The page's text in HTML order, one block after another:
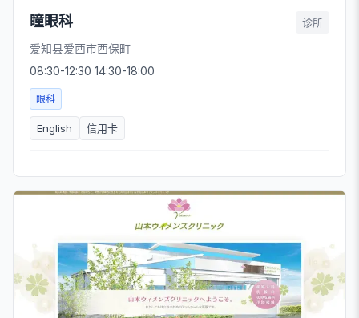
瞳眼科 诊所
爱知县爱西市西保町
08:30-12:30 14:30-18:00
眼科
English 信用卡